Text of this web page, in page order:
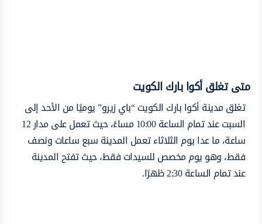
متى تغلق أكوا بارك الكويت
تغلق مدينة أكوا بارك الكويت “باي زيرو” يوميًا من الأحد إلى
السبت عند تمام الساعة 10:00 مساءً، حيث تعمل على مدار 12
ساعة، ما عدا يوم الثلاثاء تعمل المدينة سبع ساعات ونصف
فقط، وهو يوم مخصص للسيدات فقط، حيث تفتح المدينة
عند تمام الساعة 2:30 ظهرًا.